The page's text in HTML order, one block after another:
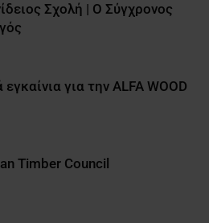
Σχολή | Ο Σύγχρονος
για την ALFA WOOD
Timber Council